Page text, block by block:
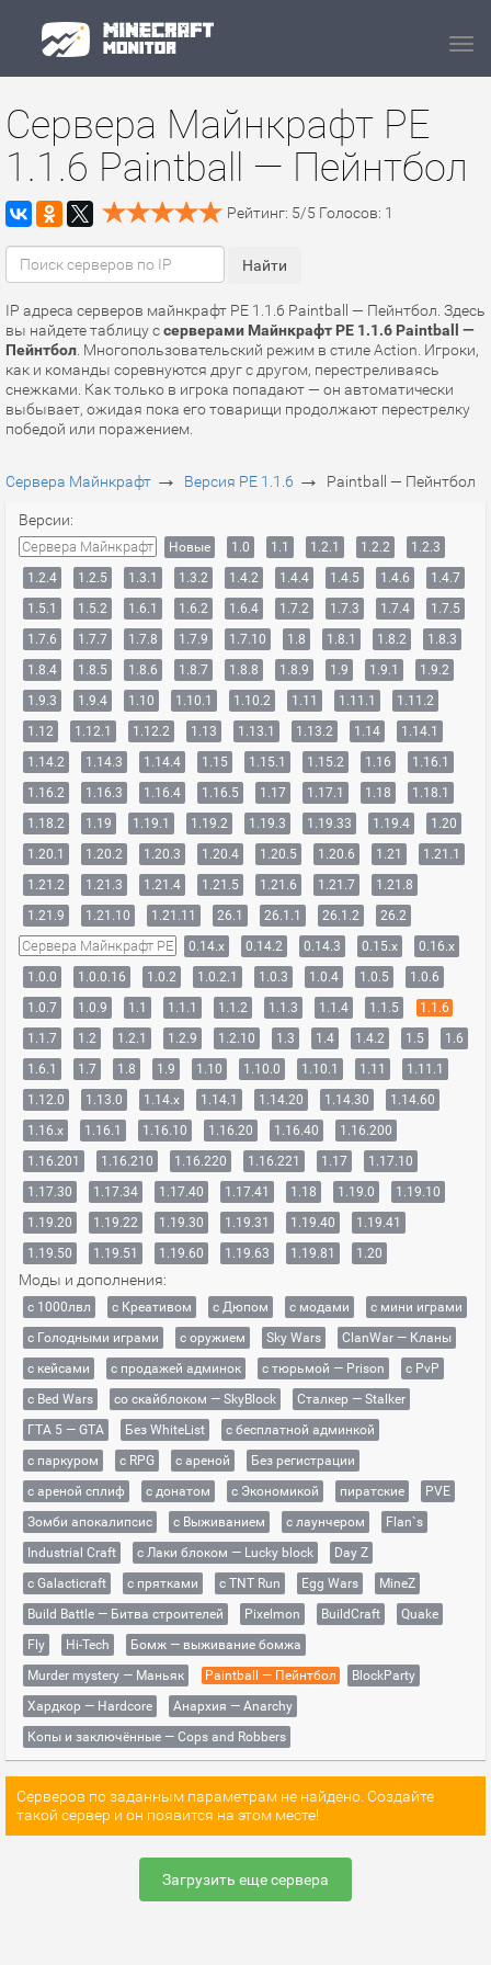
Сервера Майнкрафт PE
1.1.6 Paintball — Пейнтбол
Рейтинг: 5/5 Голосов: 1
IP адреса серверов майнкрафт PE 1.1.6 Paintball — Пейнтбол. Здесь
вы найдете таблицу ссерверами Майнкрафт PE 1.1.6 Paintball —
Пейнтбол . Многопользовательский режим в стиле Action. Игроки,
как и команды соревнуются друг с другом, перестреливаясь
снежками. Как только в игрока попадают — он автоматически
выбывает, ожидая пока его товарищи продолжают перестрелку
победой или поражением.
Сервера Майнкрафт → Версия PE 1.1.6 → Paintball — Пейнтбол
Версии:
Сервера Майнкрафт Новые 1.0 1.1 1.2.1 1.2.2
1.2.3
1.2.4
1.2.5 1.3.1 1.3.2 1.4.2 1.4.4 1.4.5 1.4.6
1.4.7
1.5.1
1.5.2 1.6.1 1.6.2 1.6.4 1.7.2 1.7.3 1.7.4
1.7.5
1.7.6
1.7.7 1.7.8 1.7.9 1.7.10 1.8 1.8.1 1.8.2
1.8.3
1.8.4
1.8.5 1.8.6 1.8.7 1.8.8 1.8.9 1.9 1.9.1
1.9.2
1.9.3
1.9.4 1.10 1.10.1 1.10.2 1.11 1.11.1
1.11.2
1.12
1.12.1 1.12.2 1.13 1.13.1 1.13.2 1.14
1.14.1
1.14.2
1.14.3 1.14.4 1.15 1.15.1 1.15.2 1.16
1.16.1
1.16.2
1.16.3 1.16.4 1.16.5 1.17 1.17.1 1.18
1.18.1
1.18.2
1.19 1.19.1 1.19.2 1.19.3 1.19.33 1.19.4
1.20
1.20.1
1.20.2 1.20.3 1.20.4 1.20.5 1.20.6 1.21
1.21.1
1.21.2
1.21.3 1.21.4 1.21.5 1.21.6 1.21.7
1.21.8
1.21.9
1.21.10 1.21.11 26.1 26.1.1 26.1.2 26.2
Сервера Майнкрафт PE 0.14.x 0.14.2 0.14.3 0.15.x
0.16.x
1.0.0
1.0.0.16 1.0.2 1.0.2.1 1.0.3 1.0.4 1.0.5
1.0.6
1.0.7
1.0.9 1.1 1.1.1 1.1.2 1.1.3 1.1.4 1.1.5
1.1.6
1.1.7
1.2 1.2.1 1.2.9 1.2.10 1.3 1.4 1.4.2 1.5
1.6
1.6.1
1.7 1.8 1.9 1.10 1.10.0 1.10.1 1.11
1.11.1
1.12.0
1.13.0 1.14.x 1.14.1 1.14.20 1.14.30
1.14.60
1.16.x
1.16.1 1.16.10 1.16.20 1.16.40
1.16.200
1.16.201
1.16.210 1.16.220 1.16.221 1.17
1.17.10
1.17.30
1.17.34 1.17.40 1.17.41 1.18 1.19.0
1.19.10
1.19.20
1.19.22 1.19.30 1.19.31 1.19.40
1.19.41
1.19.50
1.19.51 1.19.60 1.19.63 1.19.81 1.20
Моды и дополнения:
с 1000лвл c Креативом с Дюпом с модами
с мини играми
с Голодными играми
с оружием Sky Wars
ClanWar — Кланы
с кейсами
с продажей админок с тюрьмой — Prison
с PvP
с Bed Wars
со скайблоком — SkyBlock
Сталкер — Stalker
ГТА 5 — GTA
Без WhiteList
с бесплатной админкой
с паркуром
с RPG с ареной
Без регистрации
с ареной сплиф
с донатом с Экономикой пиратские
PVE
Зомби апокалипсис
с Выживанием с лаунчером
Flan`s
Industrial Craft
с Лаки блоком — Lucky block
Day Z
с Galacticraft
с прятками с TNT Run Egg Wars
MineZ
Build Battle — Битва строителей
Pixelmon BuildCraft
Quake
Fly
Hi-Tech
Бомж — выживание бомжа
Murder mystery — Маньяк
Paintball — Пейнтбол
BlockParty
Хардкор — Hardcore
Анархия — Anarchy
Копы и заключённые — Cops and Robbers
Серверов по заданным параметрам не найдено. Создайте
такой сервер и он появится на этом месте!
Загрузить еще сервера